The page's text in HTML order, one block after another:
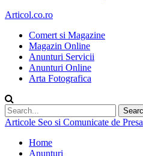
Articol.co.ro
Comert si Magazine
Magazin Online
Anunturi Servicii
Anunturi Online
Arta Fotografica
Articole Seo si Comunicate de Presa
Home
Anunturi